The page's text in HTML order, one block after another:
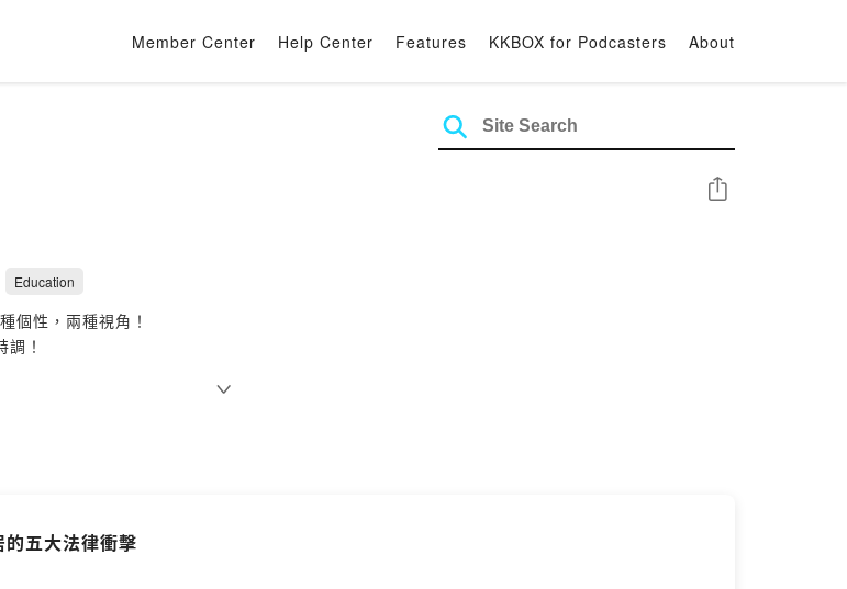
Member Center Help Center Features KKBOX for Podcasters About
Share
Education
性，兩種視角！
！
律師日常、辦案內幕，還有那些你沒想過的法律盲點！讓你聽懂、笑懂、學懂法律！
業＆家事顧問，帶你看見法律的溫度與影響！
五大法律衝擊